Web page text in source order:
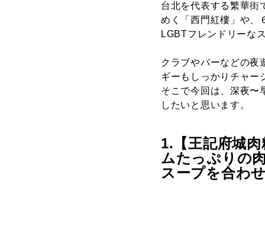
台北を代表する繁華街
めく「西門紅樓」や、
LGBTフレンドリーな
クラブやバーなどの夜
ギーもしっかりチャー
そこで今回は、深夜〜
したいと思います。
1. 【王記府城
ムたっぷりの
スープを合わせ